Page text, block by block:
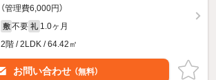
（管理費6,000円）
敷 不要 礼 1.0ヶ月
2階 / 2LDK / 64.42㎡
お問い合わせ （無料）